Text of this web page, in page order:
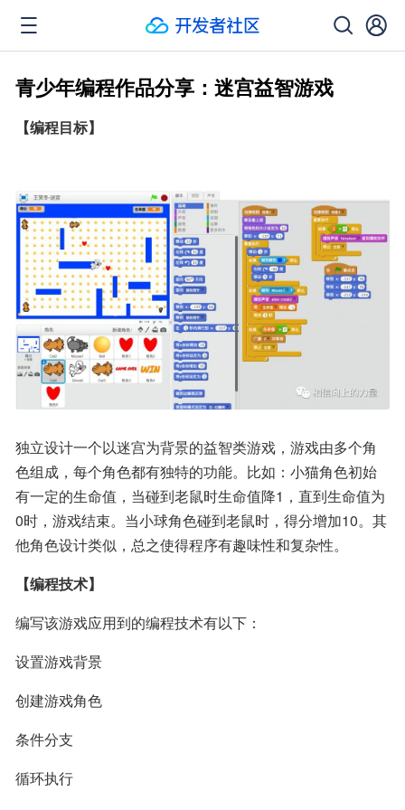
青少年编程作品分享：迷宫益智游戏
【编程目标】
独立设计一个以迷宫为背景的益智类游戏，游戏由多个角
色组成，每个角色都有独特的功能。比如：小猫角色初始
有一定的生命值，当碰到老鼠时生命值降1，直到生命值为
0时，游戏结束。当小球角色碰到老鼠时，得分增加10。其
他角色设计类似，总之使得程序有趣味性和复杂性。
【编程技术】
编写该游戏应用到的编程技术有以下：
设置游戏背景
创建游戏角色
条件分支
循环执行